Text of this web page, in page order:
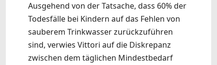
Ausgehend von der Tatsache, dass 60% der
Todesfälle bei Kindern auf das Fehlen von
sauberem Trinkwasser zurückzuführen
sind, verwies Vittori auf die Diskrepanz
zwischen dem täglichen Mindestbedarf